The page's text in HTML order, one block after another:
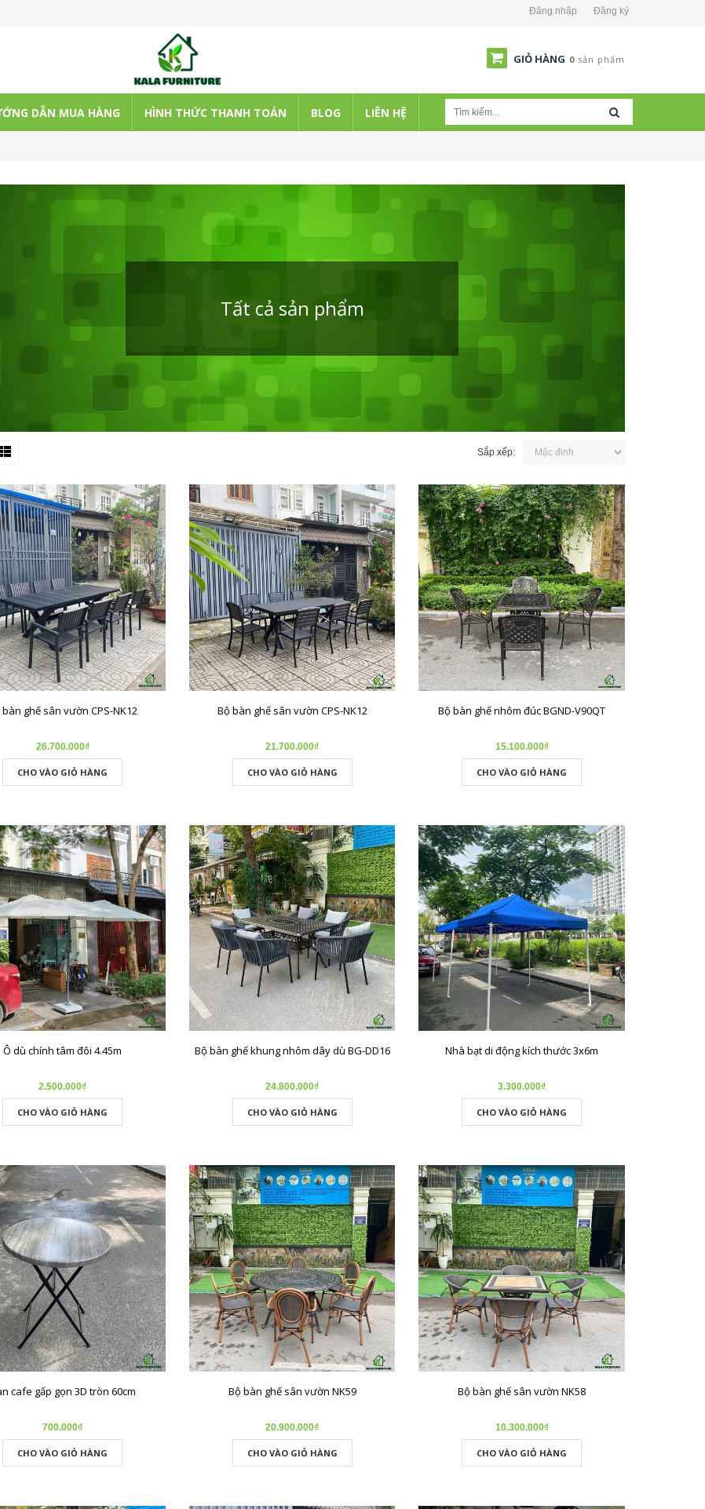
Đăng nhập Đăng ký
GIỎ HÀNG 0 sản phẩm
DẪN MUA HÀNG HÌNH THỨC THANH TOÁN BLOG LIÊN HỆ
Tất cả sản phẩm
Sắp xếp:
bàn ghế sân vườn CPS-NK12
26.700.000₫
CHO VÀO GIỎ HÀNG
Bộ bàn ghế sân vườn CPS-NK12
21.700.000₫
CHO VÀO GIỎ HÀNG
Bộ bàn ghế nhôm đúc BGND-V90QT
15.100.000₫
CHO VÀO GIỎ HÀNG
Ô dù chính tâm đôi 4.45m
2.500.000₫
CHO VÀO GIỎ HÀNG
Bộ bàn ghế khung nhôm dây dù BG-DD16
24.800.000₫
CHO VÀO GIỎ HÀNG
Nhà bạt di động kích thước 3x6m
3.300.000₫
CHO VÀO GIỎ HÀNG
cafe gấp gọn 3D tròn 60cm
700.000₫
CHO VÀO GIỎ HÀNG
Bộ bàn ghế sân vườn NK59
20.900.000₫
CHO VÀO GIỎ HÀNG
Bộ bàn ghế sân vườn NK58
10.300.000₫
CHO VÀO GIỎ HÀNG